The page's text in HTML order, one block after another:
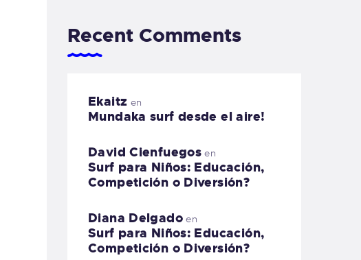
Recent Comments
Ekaitz en
Mundaka surf desde el aire!
David Cienfuegos en
Surf para Niños: Educación,
Competición o Diversión?
Diana Delgadoen
Surf para Niños: Educación,
Competición o Diversión?